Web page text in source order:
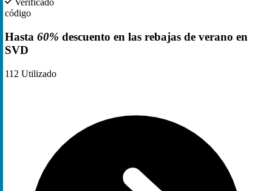
Verificado
código
Hasta 60% descuento en las rebajas de verano en
SVD
112 Utilizado